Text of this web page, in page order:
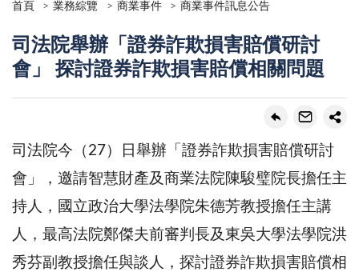
首頁 業務綜覽 商業事件 商業事件訊息公告
司法院舉辦「證券詐欺損害賠償研討
會」 探討證券詐欺損害賠償相關問題
司法院今（27）日舉辦「證券詐欺損害賠償研討
會」，邀請智慧財產及商業法院陳駿璧院長擔任主
持人，國立政治大學法學院朱德芳教授擔任主講
人，最高法院鄭傑夫前審判長及東吳大學法學院洪
秀芬副教授擔任與談人，探討證券詐欺損害賠償相